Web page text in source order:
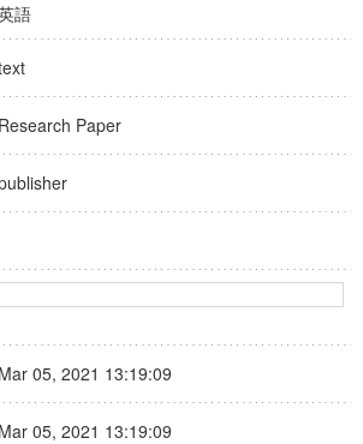
語
Research Paper
Mar 05, 2021 13:19:09
Mar 05, 2021 13:19:09